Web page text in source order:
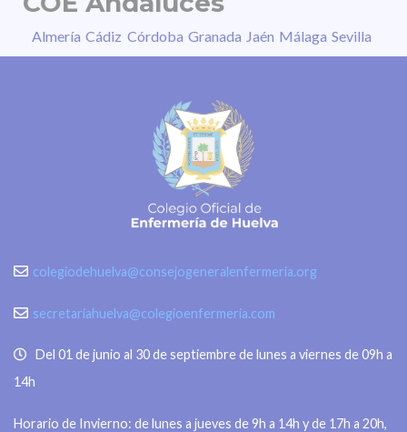
Almería Cádiz Córdoba Granada Jaén Málaga Sevilla
colegiodehuelva@consejogeneralenfermeria.org
secretariahuelva@colegioenfermeria.com
Del 01 de junio al 30 de septiembre de lunes a viernes de 09h a
14h
Horario de Invierno: de lunes a jueves de 9h a 14h y de 17h a 20h,